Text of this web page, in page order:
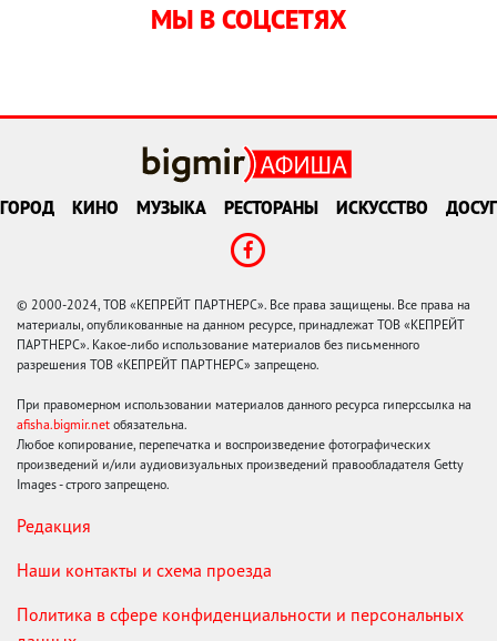
МЫ В СОЦСЕТЯХ
ГОРОД КИНО МУЗЫКА РЕСТОРАНЫ ИСКУССТВО ДОСУГ
© 2000-2024, ТОВ «КЕПРЕЙТ ПАРТНЕРС». Все права защищены. Все права на
материалы, опубликованные на данном ресурсе, принадлежат ТОВ «КЕПРЕЙТ
ПАРТНЕРС». Какое-либо использование материалов без письменного
разрешения ТОВ «КЕПРЕЙТ ПАРТНЕРС» запрещено.
При правомерном использовании материалов данного ресурса гиперссылка на
afisha.bigmir.net обязательна.
Любое копирование, перепечатка и воспроизведение фотографических
произведений и/или аудиовизуальных произведений правообладателя Getty
Images - строго запрещено.
Редакция
Наши контакты и схема проезда
Политика в сфере конфиденциальности и персональных